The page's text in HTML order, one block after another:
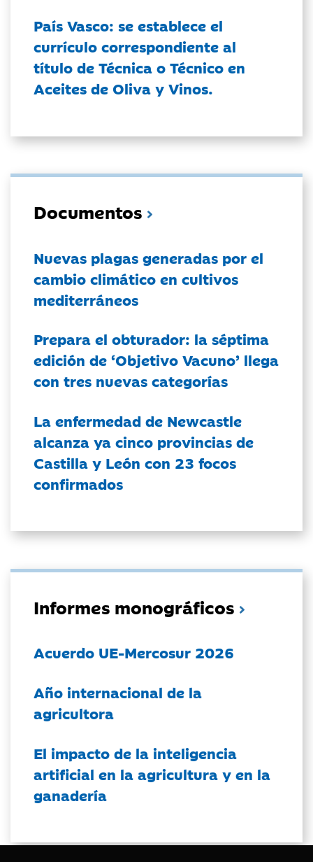
País Vasco: se establece el
currículo correspondiente al
título de Técnica o Técnico en
Aceites de Oliva y Vinos.
Documentos
Nuevas plagas generadas por el
cambio climático en cultivos
mediterráneos
Prepara el obturador: la séptima
edición de ‘Objetivo Vacuno’ llega
con tres nuevas categorías
La enfermedad de Newcastle
alcanza ya cinco provincias de
Castilla y León con 23 focos
confirmados
Informes monográficos
Acuerdo UE-Mercosur 2026
Año internacional de la
agricultora
El impacto de la inteligencia
artificial en la agricultura y en la
ganadería